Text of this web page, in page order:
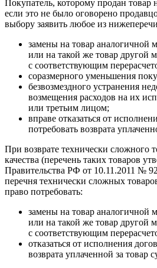
Покупатель, которому продан товар
если это не было оговорено
выбору заявить любое из
замены на товар аналогичной
или на такой же товар другой
с соответствующим
соразмерного уменьшения
безвозмездного устранения
возмещения расходов на их
или третьим лицом;
вправе отказаться от
потребовать возврата
При возврате технически сложного
качества (перечень таких товаров
Правительства РФ от 10.11.2011 №
перечня технически сложных
право потребовать:
замены на товар аналогичной
или на такой же товар другой
с соответствующим
отказаться от исполнения
возврата уплаченной за товар